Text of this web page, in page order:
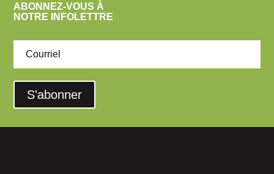
ABONNEZ-VOUS À
NOTRE INFOLETTRE
S'abonner